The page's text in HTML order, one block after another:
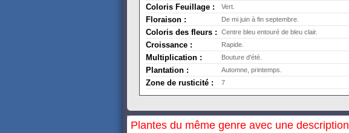
Coloris Feuillage : Vert.
Floraison : De mi juin à fin septembre.
Coloris des fleurs : Centre bleu entouré de bleu clair.
Croissance : Rapide.
Multiplication : Bouture d'été.
Plantation : Automne, printemps.
Zone de rusticité : 7
Plantes du même genre avec une description